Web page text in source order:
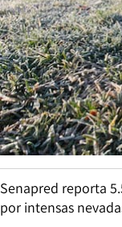
Senapred reporta
por intensas